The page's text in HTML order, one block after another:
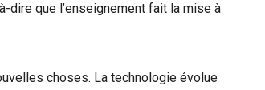
dire que l’enseignement fait la mise à
choses. La technologie évolue